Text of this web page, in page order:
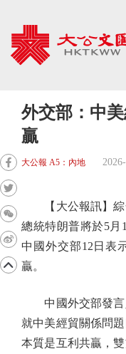
外交部：中
贏
大公報 A5：內地
【大公報訊】綜
總統特朗普將於5月
中國外交部12日表
贏。
中國外交部發言
就中美經貿關係問
本質是互利共贏，